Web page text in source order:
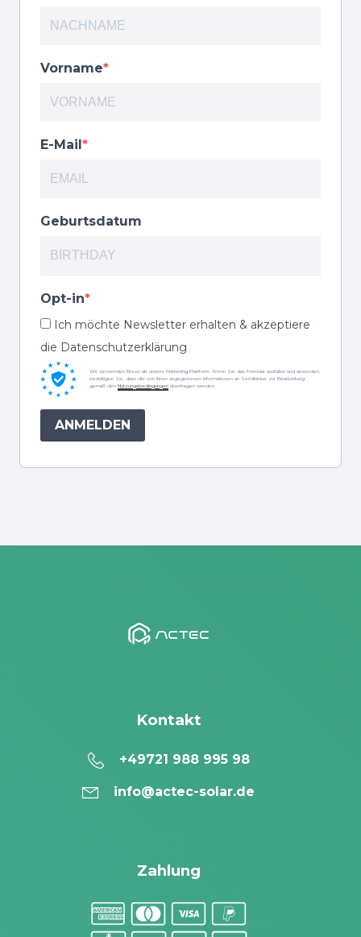
Vorname
E-Mail
Geburtsdatum
Opt-in
Ich möchte Newsletter erhalten & akzeptiere
die Datenschutzerklärung
Wir verwenden Brevo als unsere Marketing-Plattform. Wenn Sie das Formular ausfüllen und absenden,
bestätigen Sie, dass die von Ihnen angegebenen Informationen an Sendinblue zur Bearbeitung
gemäß den Nutzungsbedingungen übertragen werden.
ANMELDEN
Kontakt
+49721 988 995 98
info@actec-solar.de
Zahlung